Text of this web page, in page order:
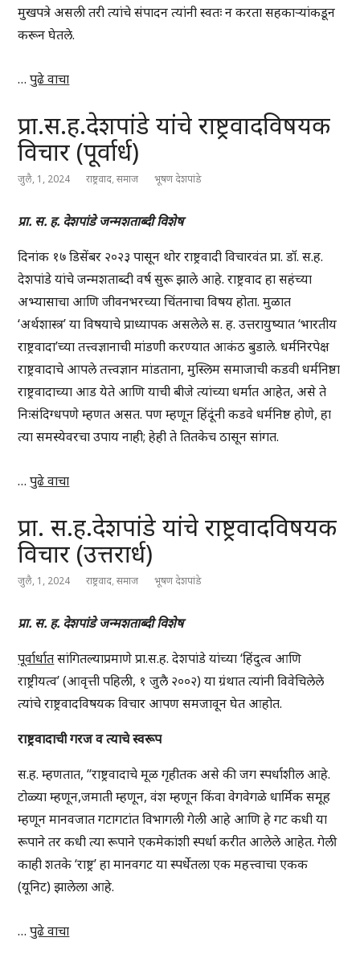
मुखपत्रे असली तरी त्यांचे संपादन त्यांनी स्वतः न करता सहकार्‍यांकडून
करून घेतले.
…पुढे वाचा
प्रा.स.ह.देशपांडे यांचे राष्ट्रवादविषयक
विचार (पूर्वार्ध)
जुलै, 1, 2024 राष्ट्रवाद,समाज भूषण देशपांडे
प्रा. स. ह. देशपांडे जन्मशताब्दी विशेष
दिनांक १७ डिसेंबर २०२३ पासून थोर राष्ट्रवादी विचारवंत प्रा. डॉ. स.ह.
देशपांडे यांचे जन्मशताब्दी वर्ष सुरू झाले आहे. राष्ट्रवाद हा सहंच्या
अभ्यासाचा आणि जीवनभरच्या चिंतनाचा विषय होता. मुळात
‘अर्थशास्त्र’ या विषयाचे प्राध्यापक असलेले स. ह. उत्तरायुष्यात ‘भारतीय
राष्ट्रवादा’च्या तत्त्वज्ञानाची मांडणी करण्यात आकंठ बुडाले. धर्मनिरपेक्ष
राष्ट्रवादाचे आपले तत्त्वज्ञान मांडताना, मुस्लिम समाजाची कडवी धर्मनिष्ठा
राष्ट्रवादाच्या आड येते आणि याची बीजे त्यांच्या धर्मात आहेत, असे ते
निःसंदिग्धपणे म्हणत असत. पण म्हणून हिंदूंनी कडवे धर्मनिष्ठ होणे, हा
त्या समस्येवरचा उपाय नाही; हेही ते तितकेच ठासून सांगत.
…पुढे वाचा
प्रा. स.ह.देशपांडे यांचे राष्ट्रवादविषयक
विचार (उत्तरार्ध)
जुलै, 1, 2024 राष्ट्रवाद,समाज भूषण देशपांडे
प्रा. स. ह. देशपांडे जन्मशताब्दी विशेष
पूर्वार्धातसांगितल्याप्रमाणेप्रा.स.ह. देशपांडेयांच्या ‘हिंदुत्व आणि
राष्ट्रीयत्व’ (आवृत्ती पहिली, १ जुलै २००२) या ग्रंथात त्यांनी विवेचिलेले
त्यांचे राष्ट्रवादविषयक विचार आपण समजावून घेत आहोत.
राष्ट्रवादाची गरज व त्याचे स्वरूप
स.ह. म्हणतात, “राष्ट्रवादाचे मूळ गृहीतक असे की जग स्पर्धाशील आहे.
टोळ्या म्हणून,जमाती म्हणून, वंश म्हणून किंवा वेगवेगळे धार्मिक समूह
म्हणून मानवजात गटागटांत विभागली गेली आहे आणि हे गट कधी या
रूपाने तर कधी त्या रूपाने एकमेकांशी स्पर्धा करीत आलेले आहेत. गेली
काही शतके ‘राष्ट्र’ हा मानवगट या स्पर्धेतला एक महत्त्वाचा एकक
(यूनिट) झालेला आहे.
…पुढे वाचा